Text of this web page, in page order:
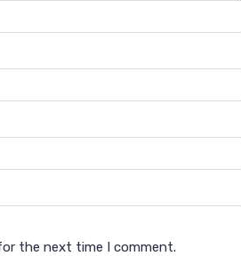
the next time I comment.